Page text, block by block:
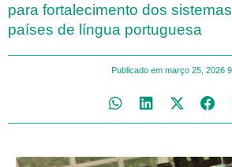
para fortalecimento dos
países de língua portuguesa
Publicado em março 25, 2026